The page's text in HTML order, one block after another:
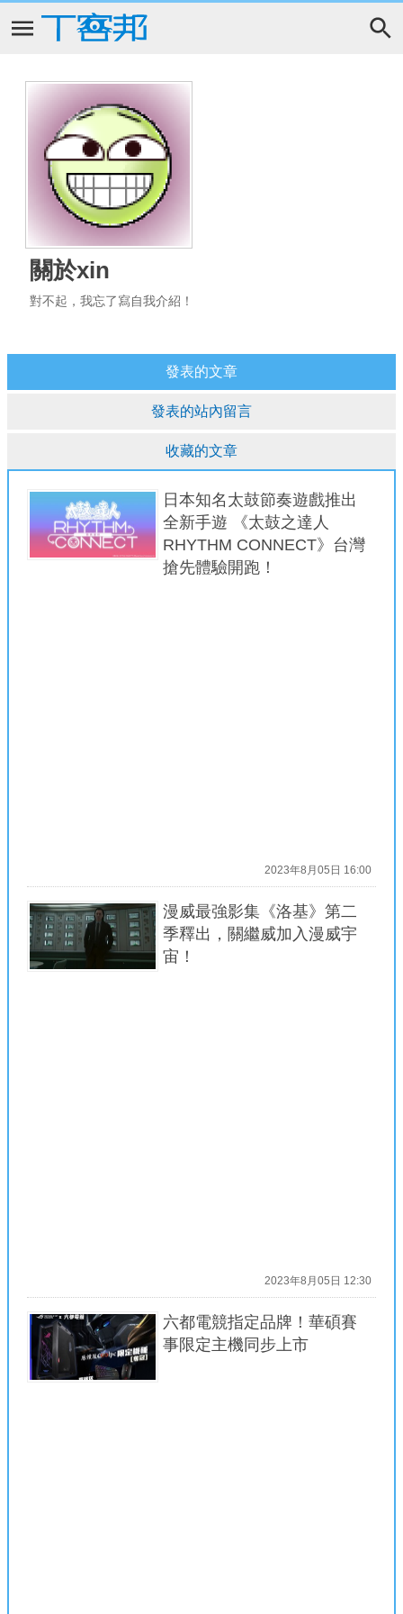
關於xin
對不起，我忘了寫自我介紹！
發表的文章
發表的站內留言
收藏的文章
日本知名太鼓節奏遊戲推出
全新手遊 《太鼓之達人
RHYTHM CONNECT》台灣
搶先體驗開跑！
2023年8月05日 16:00
漫威最強影集《洛基》第二
季釋出，關繼威加入漫威宇
宙！
2023年8月05日 12:30
六都電競指定品牌！華碩賽
事限定主機同步上市